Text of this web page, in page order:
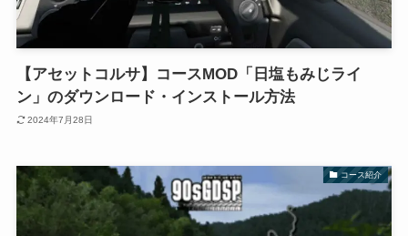
【アセットコルサ】コースMOD「日塩もみじライ
ン」のダウンロード・インストール方法
2024年7月28日
コース紹介